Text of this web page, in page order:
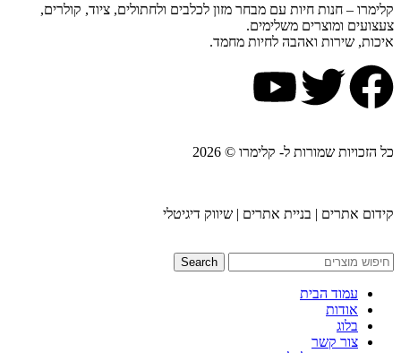
קלימרו – חנות חיות עם מבחר מזון לכלבים ולחתולים, ציוד, קולרים,
צעצועים ומוצרים משלימים.
איכות, שירות ואהבה לחיות מחמד.
כל הזכויות שמורות ל- קלימרו © 2026
קידום אתרים | בניית אתרים | שיווק דיגיטלי
Search
עמוד הבית
אודות
בלוג
צור קשר